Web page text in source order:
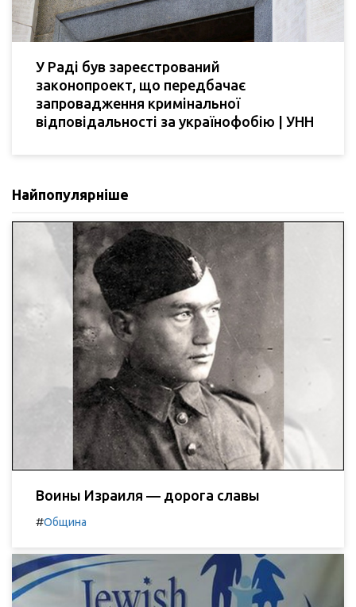
У Раді був зареєстрований
законопроект, що передбачає
запровадження кримінальної
відповідальності за українофобію | УНН
Найпопулярніше
Воины Израиля — дорога славы
#Община